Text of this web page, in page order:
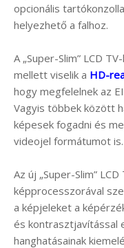
opcionális
helyezhető a falhoz.
A „Super-Slim” LCD
mellett viselik a HD-
hogy megfelelnek az
Vagyis többek között
képesek fogadni és
videojel formátumot is.
Az új „Super-Slim”
képprocesszorával
a képjeleket a
és kontrasztjavítással
hanghatásainak